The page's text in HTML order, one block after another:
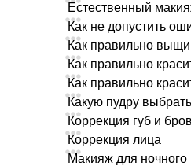
Естественный
Как не допустить
Как правильно
Как правильно
Как правильно
Какую пудру выбрать
Коррекция губ и
Коррекция лица
Макияж для ночного